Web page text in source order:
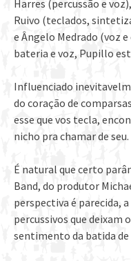
Harres (percussão e
Ruivo (teclados,
e Ângelo Medrado (voz
bateria e voz, Pupillo
Influenciado
do coração de
esse que vos tecla,
nicho pra chamar de seu.
É natural que certo
Band, do produtor
perspectiva é parecida,
percussivos que deixam
sentimento da batida